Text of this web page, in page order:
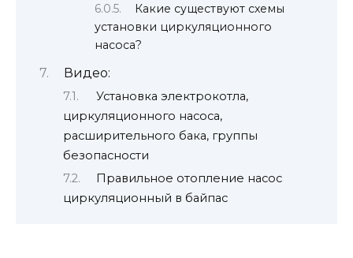
Какие существуют схемы
установки циркуляционного
насоса?
Видео:
Установка электрокотла,
циркуляционного насоса,
расширительного бака, группы
безопасности
Правильное отопление насос
циркуляционный в байпас